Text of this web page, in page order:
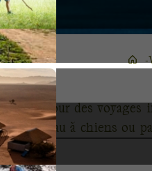
pour des
traîneau à chiens ou
culturelle et rencontres
une approche